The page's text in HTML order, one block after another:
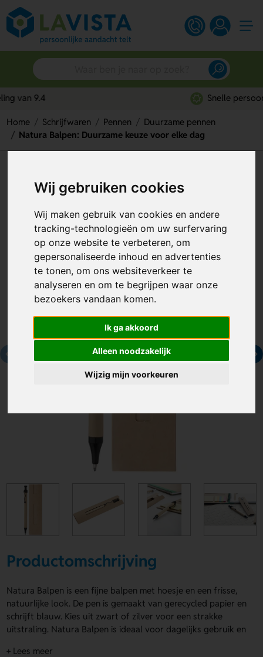
Wij gebruiken cookies
Wij maken gebruik van cookies en andere
tracking-technologieën om uw surfervaring
op onze website te verbeteren, om
gepersonaliseerde inhoud en advertenties
te tonen, om ons websiteverkeer te
analyseren en om te begrijpen waar onze
bezoekers vandaan komen.
Ik ga akkoord
Alleen noodzakelijk
Wijzig mijn voorkeuren
Snelle persoonlijke service
Home Schrijfwaren Pennen
Duurzame pennen
Natura Balpen: Duurzame keuze voor elke dag
keuze voor elke dag
Artikelnummer: 128394
Productomschrijving
Natura Balpen is een fijne balpen met hoesje en een frisse,
natuurlijke look. De pen is gemaakt van gerecycled papier en
schrijft blauw. Kies uit zwart of zilver voor een strakke
uitstraling. Natura Balpen is ideaal voor dagelijks gebruik en
+ Lees meer